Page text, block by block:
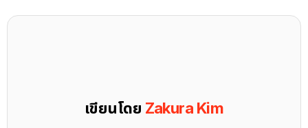
เขียนโดย Zakura Kim